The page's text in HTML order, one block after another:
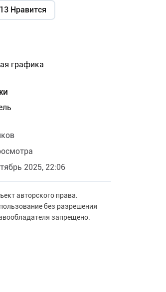
13 Нравится
графика
2025, 22:06
авторского права.
без разрешения
запрещено.